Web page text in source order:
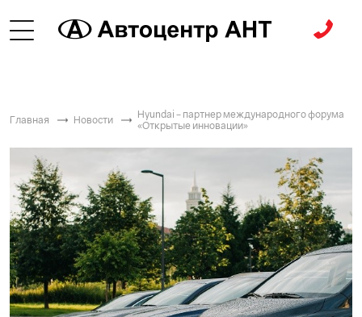
Главная Новости
Hyundai – партнер международного форума
«Открытые инновации»